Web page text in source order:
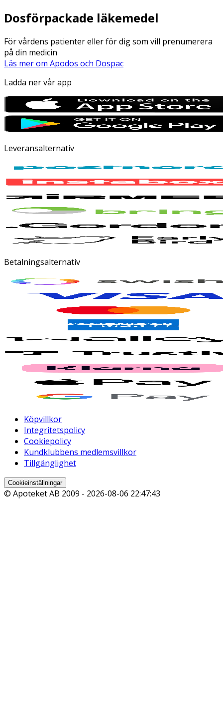
Dosförpackade läkemedel
För vårdens patienter eller för dig som vill prenumerera
på din medicin
Läs mer om Apodos och Dospac
Ladda ner vår app
Leveransalternativ
Betalningsalternativ
Köpvillkor
Integritetspolicy
Cookiepolicy
Kundklubbens medlemsvillkor
Tillgänglighet
Cookieinställningar
© Apoteket AB 2009 - 2026-08-06 22:47:43